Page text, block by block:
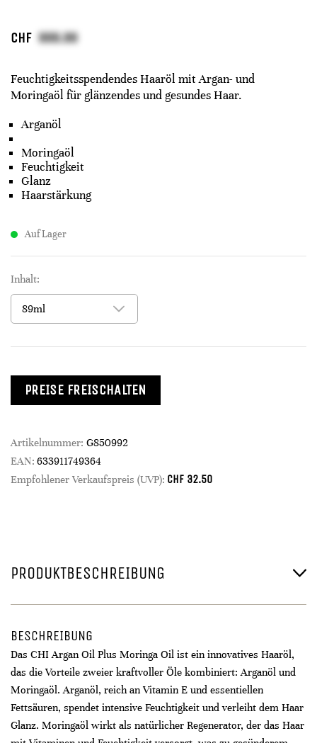
CHF
Feuchtigkeitsspendendes Haaröl mit Argan- und
Moringaöl für glänzendes und gesundes Haar.
Arganöl
Moringaöl​
Feuchtigkeit​
Glanz​
Haarstärkung
Auf Lager
Inhalt:
PREISE FREISCHALTEN
Artikelnummer: G850992
EAN: 633911749364
Empfohlener Verkaufspreis (UVP): CHF 32.50
PRODUKTBESCHREIBUNG
BESCHREIBUNG
Das CHI Argan Oil Plus Moringa Oil ist ein innovatives Haaröl,
das die Vorteile zweier kraftvoller Öle kombiniert: Arganöl und
Moringaöl. Arganöl, reich an Vitamin E und essentiellen
Fettsäuren, spendet intensive Feuchtigkeit und verleiht dem Haar
Glanz. Moringaöl wirkt als natürlicher Regenerator, der das Haar